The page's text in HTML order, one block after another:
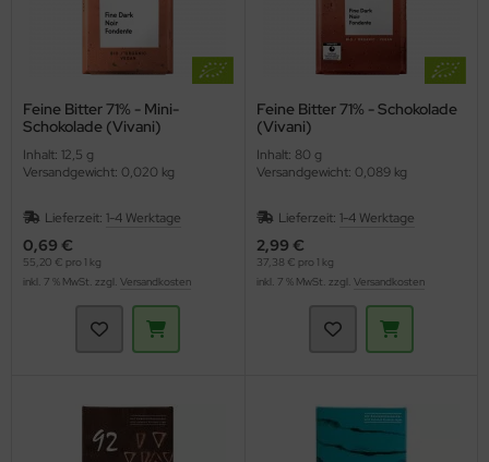
Feine Bitter 71% - Mini-
Schokolade (Vivani)
Inhalt: 12,5 g
Versandgewicht: 0,020 kg
Lieferzeit: 1-4 Werktage
0,69 €
55,20 € pro 1 kg
inkl. 7 % MwSt. zzgl. Versandkosten
Feine Bitter 71% - Schokolade
(Vivani)
Inhalt: 80 g
Versandgewicht: 0,089 kg
Lieferzeit: 1-4 Werktage
2,99 €
37,38 € pro 1 kg
inkl. 7 % MwSt. zzgl. Versandkosten